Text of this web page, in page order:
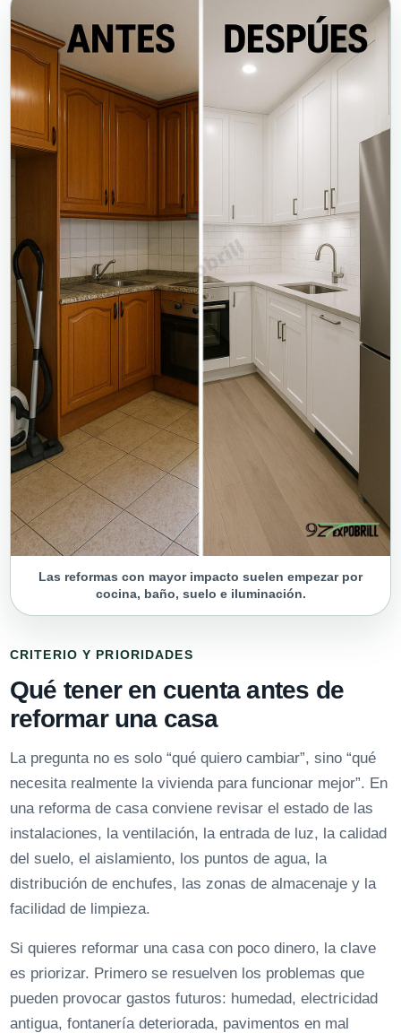
Las reformas con mayor impacto suelen empezar por
cocina, baño, suelo e iluminación.
CRITERIO Y PRIORIDADES
Qué tener en cuenta antes de
reformar una casa
La pregunta no es solo “qué quiero cambiar”, sino “qué
necesita realmente la vivienda para funcionar mejor”. En
una reforma de casa conviene revisar el estado de las
instalaciones, la ventilación, la entrada de luz, la calidad
del suelo, el aislamiento, los puntos de agua, la
distribución de enchufes, las zonas de almacenaje y la
facilidad de limpieza.
Si quieres reformar una casa con poco dinero, la clave
es priorizar. Primero se resuelven los problemas que
pueden provocar gastos futuros: humedad, electricidad
antigua, fontanería deteriorada, pavimentos en mal